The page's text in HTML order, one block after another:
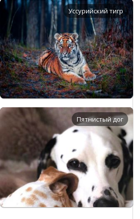
Уссурийский тигр
Пятнистый дог